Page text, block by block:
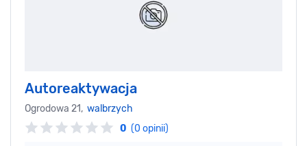
Autoreaktywacja
Ogrodowa 21, walbrzych
0 (0 opinii)